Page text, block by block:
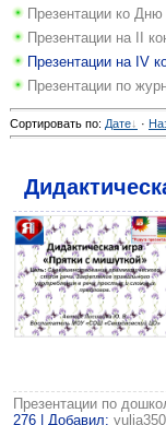
Презентации ко
Презентации на II
Презентации на IV
Презентации по
Сортировать по: Дате ·
Презентации по
276 | Добавил: